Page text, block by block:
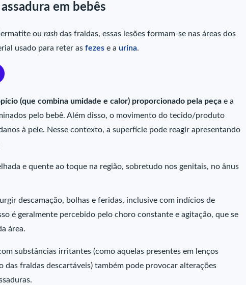
em bebês
ou rash das fraldas, essas lesões formam-se nas áreas dos
usado para reter as fezes e a urina.
(que combina umidade e calor) proporcionado pela peça e a
pelo bebê. Além disso, o movimento do tecido/produto
à pele. Nesse contexto, a superfície pode reagir apresentando
e quente ao toque na região, sobretudo nos genitais, no ânus
descamação, bolhas e feridas, inclusive com indícios de
é geralmente percebido pelo choro constante e agitação, que se
área.
substâncias irritantes (como aquelas presentes em lenços
das fraldas descartáveis) também pode provocar alterações